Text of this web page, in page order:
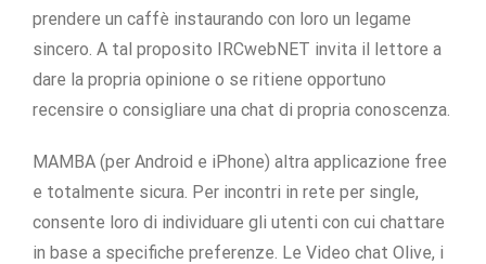
prendere un caffè instaurando con loro un legame
sincero. A tal proposito IRCwebNET invita il lettore a
dare la propria opinione o se ritiene opportuno
recensire o consigliare una chat di propria conoscenza.
MAMBA (per Android e iPhone) altra applicazione free
e totalmente sicura. Per incontri in rete per single,
consente loro di individuare gli utenti con cui chattare
in base a specifiche preferenze. Le Video chat Olive, i